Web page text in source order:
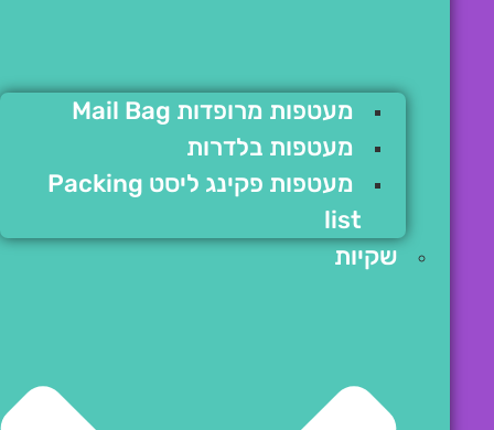
מעטפות מרופדות Mail Bag
מעטפות בלדרות
מעטפות פקינג ליסט Packing
list
שקיות